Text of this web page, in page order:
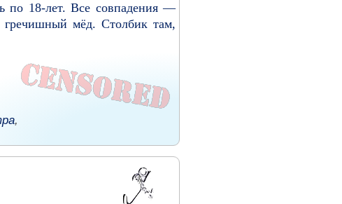
по 18-лет. Все совпадения —
гречишный мёд. Столбик там,
,